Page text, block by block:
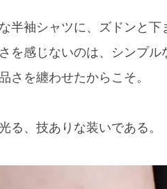
半袖シャツに、ズドンと
を感じないのは、シンプ
さを纏わせたからこそ。
る、技ありな装いである。